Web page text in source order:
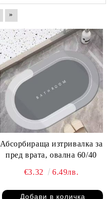
»
Абсорбираща изтривалка за
пред врата, овална 60/40
€3.32 6.49лв.